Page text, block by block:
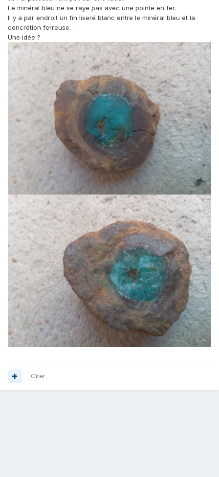
Le minéral bleu ne se raye pas avec une pointe en fer.
Il y a par endroit un fin liseré blanc entre le minéral bleu et la
concrétion ferreuse.
Une idée ?
Citer